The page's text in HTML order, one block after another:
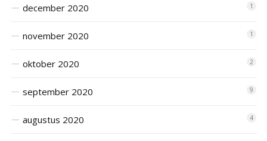
december 2020 1
november 2020 1
oktober 2020 2
september 2020 9
augustus 2020 4